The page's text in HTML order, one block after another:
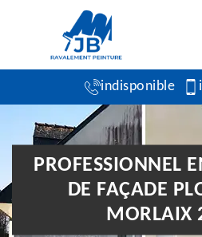
indisponible
PROFESSIONNEL
DE FAÇADE
MORLAIX